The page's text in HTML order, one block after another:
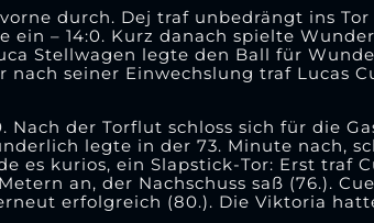
durch. Dej traf unbedrängt ins Tor
ein – 14:0. Kurz danach spielte
Stellwagen legte den Ball für
seiner Einwechslung traf Lucas
der Torflut schloss sich für die
legte in der 73. Minute nach,
es kurios, ein Slapstick-Tor: Erst traf
an, der Nachschuss saß (76.).
erfolgreich (80.). Die Viktoria